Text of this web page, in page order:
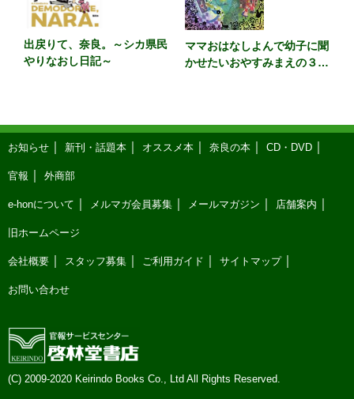
出戻りて、奈良。～シカ県民
やりなおし日記～
ママおはなしよんで幼子に聞
かせたいおやすみまえの３６
お知らせ 新刊・話題本 オススメ本 奈良の本 CD・DVD
官報 外商部
e-honについて メルマガ会員募集 メールマガジン 店舗案内
旧ホームページ
会社概要 スタッフ募集 ご利用ガイド サイトマップ
お問い合わせ
(C) 2009-2020 Keirindo Books Co., Ltd All Rights Reserved.